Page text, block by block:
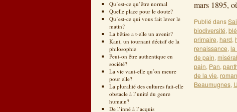
Qu’est-ce qu’être normal
Quelle place pour le doute?
Qu’est-ce qui vous fait lever le
matin?
La bêtise a t-elle un avenir?
Kant, un tournant décisif de la
philosophie
Peut-on être authentique en
société?
La vie vaut-elle qu’on meure
pour elle?
La pluralité des cultures fait-elle
obstacle à l’unité du genre
humain?
De l’inné à l’acquis
mars 1895,
Publié dans
biodiversité, blé
primaire, hard,
renaissance, la
de pain,
pain, Pan,
de la vie, roman
Beaumugnes,